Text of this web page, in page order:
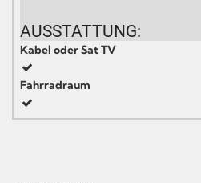
AUSSTATTUNG:
Kabel oder Sat TV
Fahrradraum